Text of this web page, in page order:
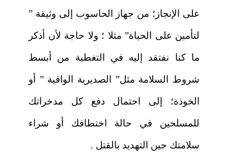
على الإنجاز؛ من جهاز الحاسوب إلى وثيقة ”
لتأمين على الحياة” مثلا ؛ ولا حاجة لأن أذكر
ما كنا نفتقد إليه في التغطية من أبسط
شروط السلامة مثل” الصديرية الواقية ” أو
الخوذة؛ إلى احتمال دفع كل مدخراتك
للمسلحين في حالة اختطافك أو شراء
سلامتك حين التهديد بالقتل .